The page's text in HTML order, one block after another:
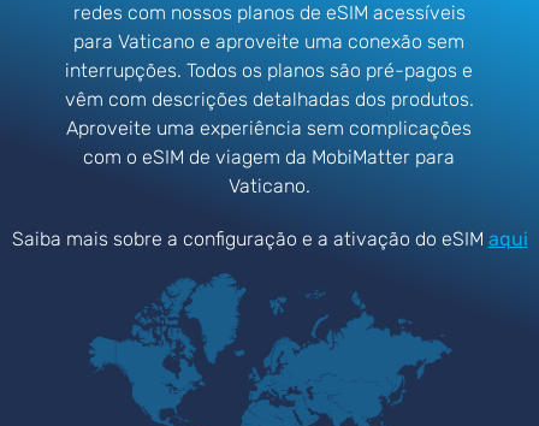
redes com nossos planos de eSIM acessíveis
para Vaticano e aproveite uma conexão sem
interrupções. Todos os planos são pré-pagos e
vêm com descrições detalhadas dos produtos.
Aproveite uma experiência sem complicações
com o eSIM de viagem da MobiMatter para
Vaticano.
Saiba mais sobre a configuração e a ativação do eSIM aqui